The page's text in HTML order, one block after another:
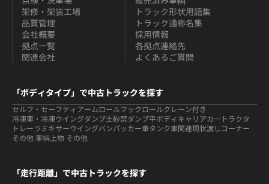
架修・架装工場
品質管理
トラック形状用語集
トラック通称名集
会社概要
拠点一覧
関連会社
採用情報
各拠点連絡先
よくあるご質問
「ボディタイプ」で中古トラックを探す
セルフ・セーフティ アームロールフックロールクレーン付き
冷凍車・冷凍ウイングダンプ土砂禁ダンプ平ボディ キャリアカー トラクタ
トレーラ ミキサーウイングバンパッカー車タンク車関連現状渡しコーナー
その他 車輌 上物 その他
「走行距離」で中古トラックを探す